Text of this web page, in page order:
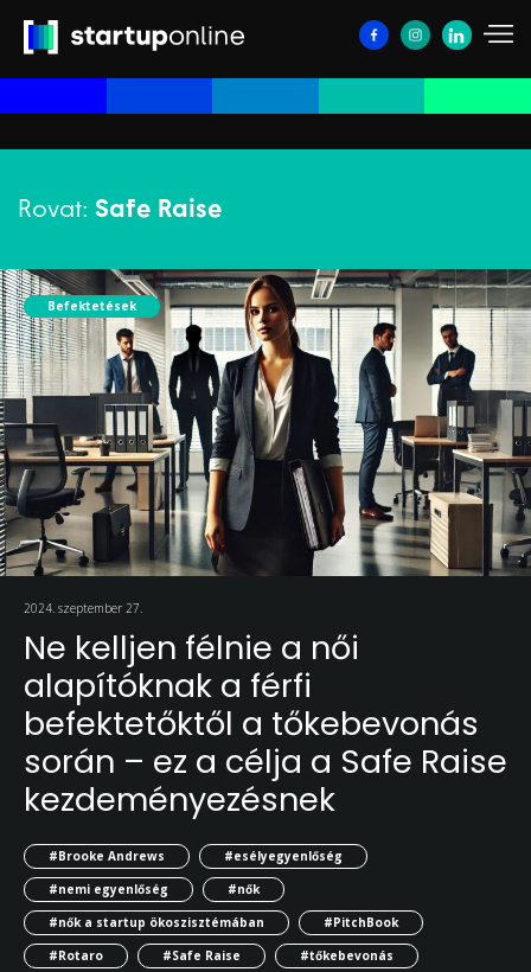
Rovat: Safe Raise
Befektetések
2024. szeptember 27.
Ne kelljen félnie a női
alapítóknak a férfi
befektetőktől a tőkebevonás
során – ez a célja a Safe Raise
kezdeményezésnek
#Brooke Andrews
#esélyegyenlőség
#nemi egyenlőség
#nők
#nők a startup ökoszisztémában
#PitchBook
#Rotaro
#Safe Raise #tőkebevonás